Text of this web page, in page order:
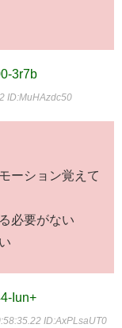
3r7b
ID:MuHAzdc50
ーション覚えて
必要がない
Iun+
ID:AxPLsaUT0